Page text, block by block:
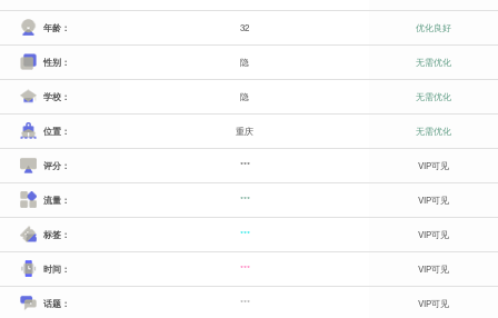
年龄： 32 优化良好
性别： 隐 无需优化
学校： 隐 无需优化
位置： 重庆 无需优化
评分： *** VIP可见
流量： *** VIP可见
标签： *** VIP可见
时间： *** VIP可见
话题： *** VIP可见